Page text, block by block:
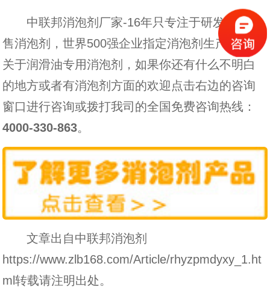
中联邦消泡剂厂家-16年只专注于研发生产销
售消泡剂，世界500强企业指定消泡剂生产厂家。
关于润滑油专用消泡剂，如果你还有什么不明白
的地方或者有消泡剂方面的欢迎点击右边的咨询
窗口进行咨询或拨打我司的全国免费咨询热线：
4000-330-863。
文章出自中联邦消泡剂
https://www.zlb168.com/Article/rhyzpmdyxy_1.ht
ml转载请注明出处。